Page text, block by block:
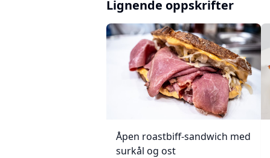
Lignende oppskrifter
Åpen roastbiff-sandwich med
surkål og ost